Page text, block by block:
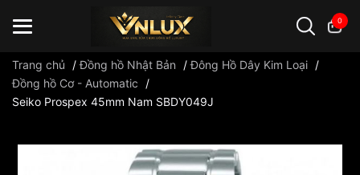
0
Đồng hồ casio đồng hồ G-Shock đồng hồ Orient
Trang chủ /Đồng hồ Nhật Bản /Đông Hồ Dây Kim Loại /
Đồng hồ Cơ - Automatic
/
Seiko Prospex 45mm Nam SBDY049J